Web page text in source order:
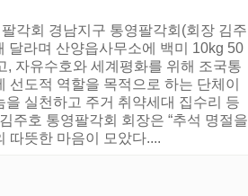
각회 경남지구 통영팔각회(회장 김주
달라며 산양읍사무소에 백미 10kg 50
자유수호와 세계평화를 위해 조국통
도적 역할을 목적으로 하는 단체이
실천하고 주거 취약세대 집수리 등
주호 통영팔각회 회장은 “추석 명절을
따뜻한 마음이 모았다....